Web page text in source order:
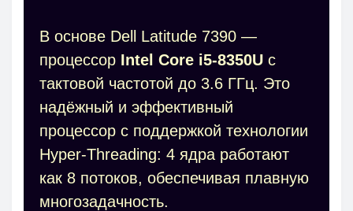
В основе Dell Latitude 7390 —
процессор Intel Core i5-8350U с
тактовой частотой до 3.6 ГГц. Это
надёжный и эффективный
процессор с поддержкой технологии
Hyper-Threading: 4 ядра работают
как 8 потоков, обеспечивая плавную
многозадачность.